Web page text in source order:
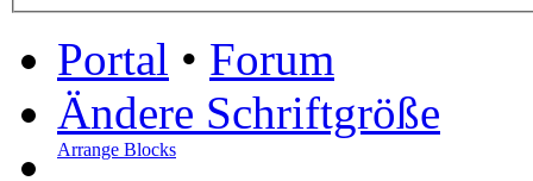
Portal • Forum
Ändere Schriftgröße
Arrange Blocks